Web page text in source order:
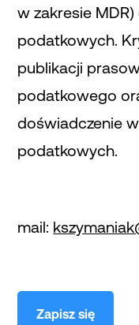
w zakresie
podatkowych.
publikacji
podatkowego
doświadczenie
podatkowych.
mail:
Zapisz się